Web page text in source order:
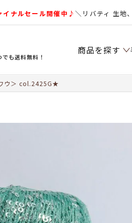
イナルセール開催中♪＼リバティ 生地
も送料無料！
商品を探す
ウ＞ col.2425G★